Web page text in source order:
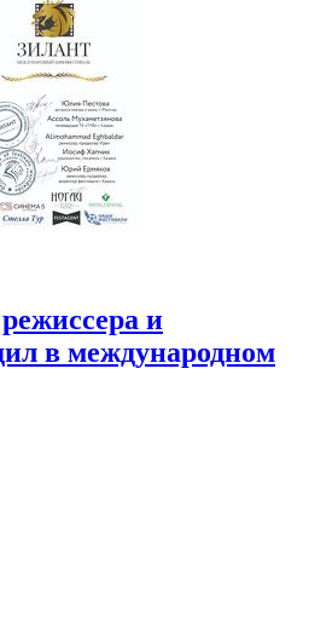
и
в международном